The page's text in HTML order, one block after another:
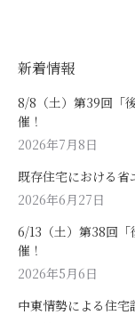
新着情報
8/8（土）第39回「
催！
2026年7月8日
既存住宅における省
2026年6月27日
6/13（土）第38回
催！
2026年5月6日
中東情勢による住